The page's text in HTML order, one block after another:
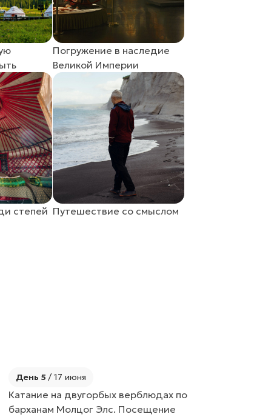
Погружение в наследие
Великой Империи
степей Путешествие со смыслом
День 5 / 17 июня
Катание на двугорбых верблюдах по
барханам Молцог Элс. Посещение